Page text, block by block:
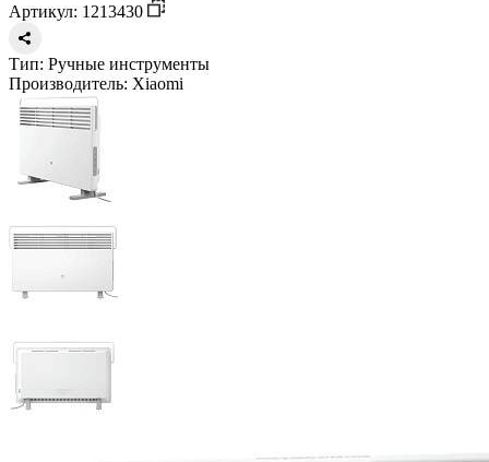
Артикул: 1213430
Тип: Ручные инструменты
Производитель: Xiaomi